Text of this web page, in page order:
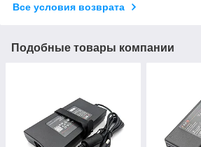
Все условия возврата
Подобные товары компании